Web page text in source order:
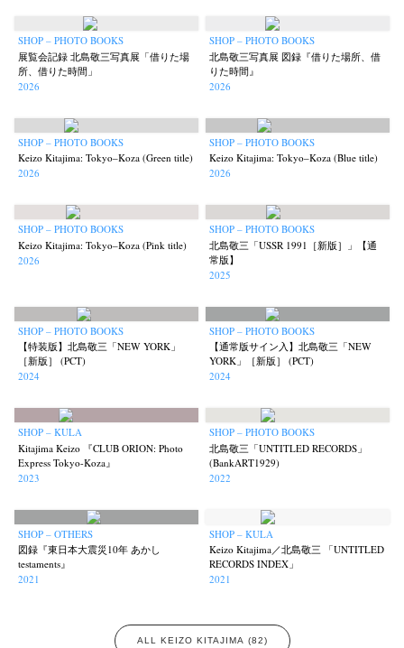
SHOP – PHOTO BOOKS
展覧会記録 北島敬三写真展「借りた場
所、借りた時間」
2026
SHOP – PHOTO BOOKS
北島敬三写真展 図録『借りた場所、借
りた時間』
2026
SHOP – PHOTO BOOKS
Keizo Kitajima: Tokyo–Koza (Green title)
2026
SHOP – PHOTO BOOKS
Keizo Kitajima: Tokyo–Koza (Blue title)
2026
SHOP – PHOTO BOOKS
Keizo Kitajima: Tokyo–Koza (Pink title)
2026
SHOP – PHOTO BOOKS
北島敬三「USSR 1991［新版］」【通
常版】
2025
SHOP – PHOTO BOOKS
【特装版】北島敬三「NEW YORK」
［新版］ (PCT)
2024
SHOP – PHOTO BOOKS
【通常版サイン入】北島敬三「NEW
YORK」［新版］ (PCT)
2024
SHOP – KULA
Kitajima Keizo 『CLUB ORION: Photo
Express Tokyo-Koza』
2023
SHOP – PHOTO BOOKS
北島敬三「UNTITLED RECORDS」
(BankART1929)
2022
SHOP – OTHERS
図録『東日本大震災10年 あかし
testaments』
2021
SHOP – KULA
Keizo Kitajima／北島敬三 「UNTITLED
RECORDS INDEX」
2021
ALL KEIZO KITAJIMA (82)